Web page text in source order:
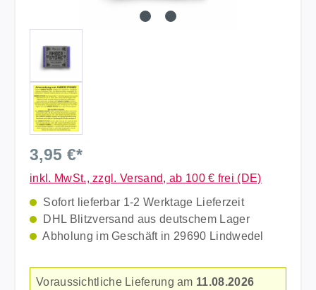
3,95 €*
inkl. MwSt., zzgl. Versand, ab 100 € frei (DE)
Sofort lieferbar 1-2 Werktage Lieferzeit
DHL Blitzversand aus deutschem Lager
Abholung im Geschäft in 29690 Lindwedel
Voraussichtliche Lieferung am 11.08.2026